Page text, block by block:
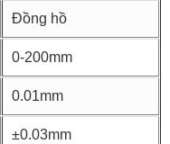
Đồng hồ
0-200mm
0.01mm
±0.03mm